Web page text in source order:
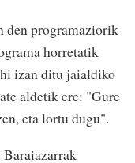
den programaziorik
horretatik
izan ditu jaialdiko
aldetik ere: "Gure
eta lortu dugu".